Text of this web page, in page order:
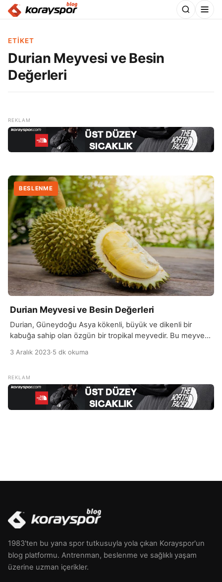
ETIKET
Durian Meyvesi ve Besin
Değerleri
BESLENME
Durian Meyvesi ve Besin Değerleri
Durian, Güneydoğu Asya kökenli, büyük ve dikenli bir
kabuğa sahip olan özgün bir tropikal meyvedir. Bu meyve,
sevilen ve aynı zamanda eleştirilen bir meyve yapar.
ile besleyici bir profillidir. A, C ve B vitaminleri, potasyum,
[…]
3 Aralık 2023·5 dk okuma
1983'ten bu yana spor tutkusuyla yola çıkan Korayspor'un
blog platformu. Antrenman, beslenme ve sağlıklı yaşam
üzerine uzman içerikler.